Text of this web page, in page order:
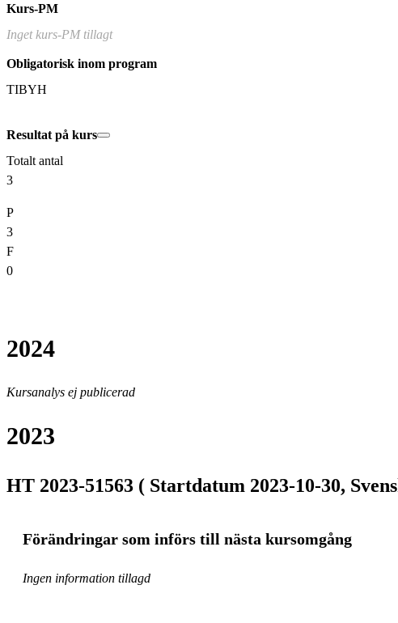
Kurs-PM
Inget kurs-PM tillagt
Obligatorisk inom program
TIBYH
Resultat på kurs
Totalt antal
3
P
3
F
0
2024
Kursanalys ej publicerad
2023
HT 2023-51563 ( Startdatum 2023-10-30,
Förändringar som införs till nästa kursomgång
Ingen information tillagd